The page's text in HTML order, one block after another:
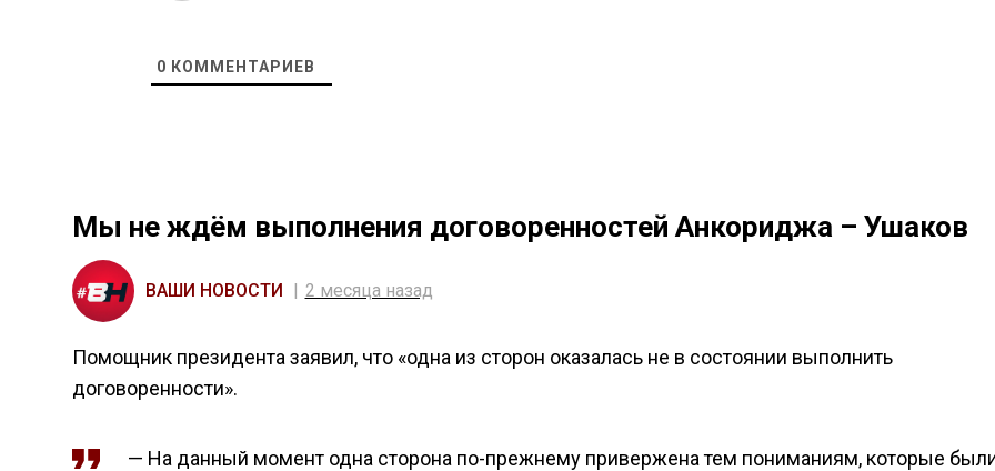
0 КОММЕНТАРИЕВ
Мы не ждём выполнения договоренностей Анкориджа – Ушаков
ВАШИ НОВОСТИ 2 месяца назад
Помощник президента заявил, что «одна из сторон оказалась не в состоянии выполнить
договоренности».
— На данный момент одна сторона по-прежнему привержена тем пониманиям, которые